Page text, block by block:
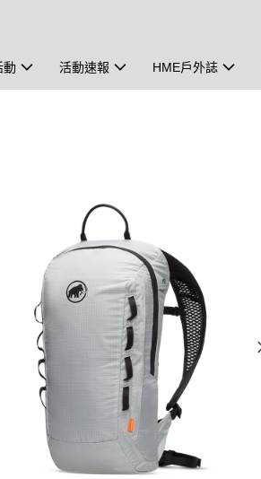
動 活動速報 HME戶外誌